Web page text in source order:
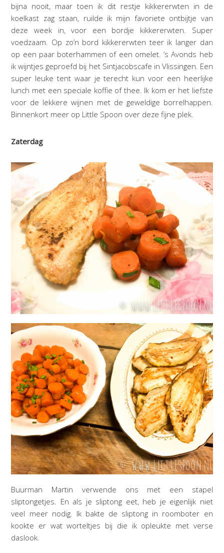
bijna nooit, maar toen ik dit restje kikkererwten in de
koelkast zag staan, ruilde ik mijn favoriete ontbijtje van
deze week in, voor een bordje kikkererwten. Super
voedzaam. Op zo’n bord kikkererwten teer ik langer dan
op een paar boterhammen of een omelet. ’s Avonds heb
ik wijntjes geproefd bij het Sintjacobscafe in Vlissingen. Een
super leuke tent waar je terecht kun voor een heerlijke
lunch met een speciale koffie of thee. Ik kom er het liefste
voor de lekkere wijnen met de geweldige borrelhappen.
Binnenkort meer op Little Spoon over deze fijne plek.
Zaterdag
Buurman Martin verwende ons met een stapel
sliptongetjes. En als je sliptong eet, heb je eigenlijk niet
veel meer nodig. Ik bakte de sliptong in roomboter en
kookte er wat worteltjes bij die ik opleukte met verse
daslook.